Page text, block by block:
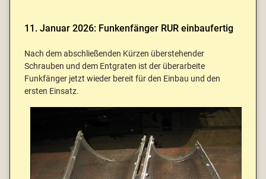
11. Januar 2026: Funkenfänger RUR einbaufertig
Nach dem abschließenden Kürzen überstehender
Schrauben und dem Entgraten ist der überarbeite
Funkfänger jetzt wieder bereit für den Einbau und den
ersten Einsatz.